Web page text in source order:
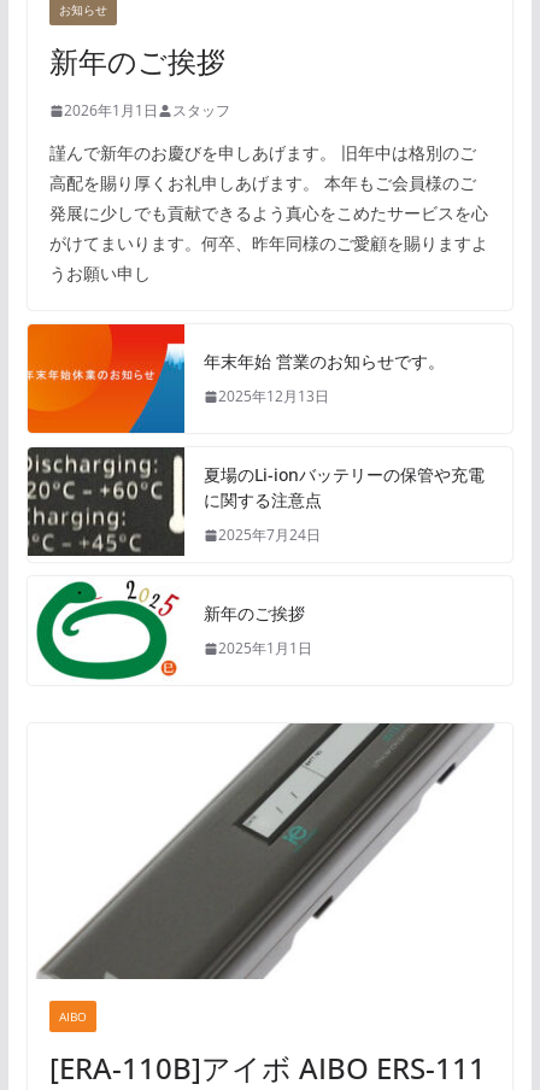
お知らせ
新年のご挨拶
2026年1月1日 スタッフ
謹んで新年のお慶びを申しあげます。 旧年中は格別のご
高配を賜り厚くお礼申しあげます。 本年もご会員様のご
発展に少しでも貢献できるよう真心をこめたサービスを心
がけてまいります。何卒、昨年同様のご愛顧を賜りますよ
うお願い申し
年末年始 営業のお知らせです。
2025年12月13日
夏場のLi-ionバッテリーの保管や充電
に関する注意点
2025年7月24日
新年のご挨拶
2025年1月1日
AIBO
[ERA-110B]アイボ AIBO ERS-111